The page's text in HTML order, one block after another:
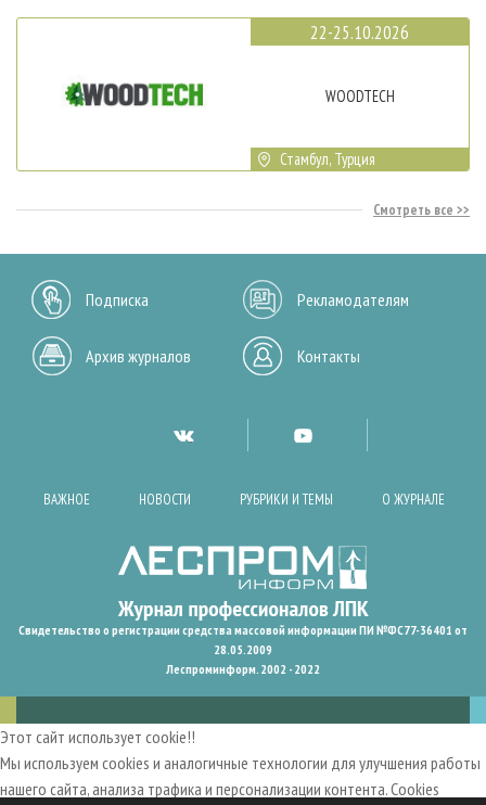
22-25.10.2026
WOODTECH
Стамбул, Турция
Смотреть все
Подписка Рекламодателям
Архив журналов Контакты
ВАЖНОЕ НОВОСТИ РУБРИКИ И ТЕМЫ О ЖУРНАЛЕ
Свидетельство о регистрации средства массовой информации ПИ №ФС77-36401 от
28.05.2009
Леспроминформ. 2002 - 2022
Этот сайт использует cookie!!
Мы используем cookies и аналогичные технологии для улучшения работы
нашего сайта, анализа трафика и персонализации контента. Cookies